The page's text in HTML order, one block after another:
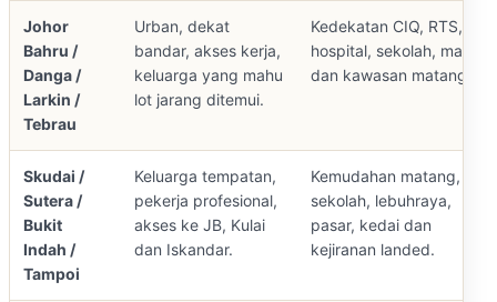
Johor
Bahru /
Danga /
Larkin /
Tebrau
Urban, dekat
bandar, akses kerja,
keluarga yang mahu
lot jarang ditemui.
Kedekatan CIQ, RTS,
hospital, sekolah, mall
dan kawasan matang.
Skudai /
Sutera /
Bukit
Indah /
Tampoi
Keluarga tempatan,
pekerja profesional,
akses ke JB, Kulai
dan Iskandar.
Kemudahan matang,
sekolah, lebuhraya,
pasar, kedai dan
kejiranan landed.